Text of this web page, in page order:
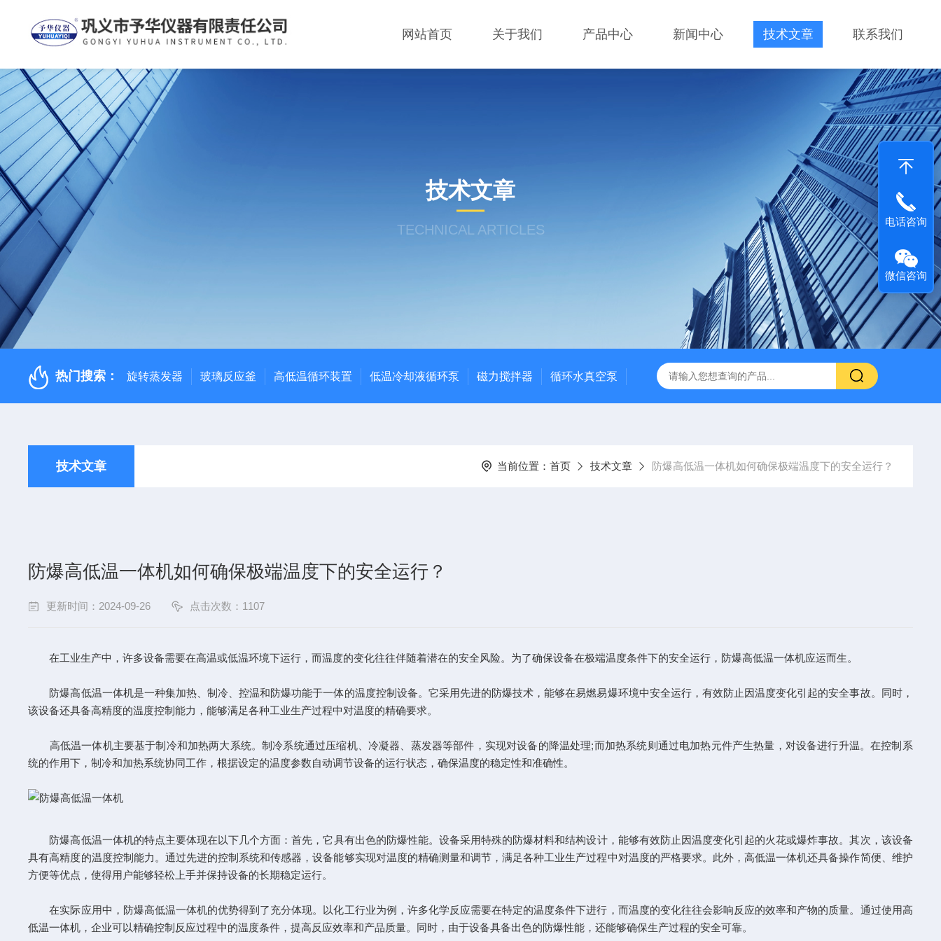
网站首页 关于我们 产品中心 新闻中心 技术文章 联系我们
技术文章
TECHNICAL ARTICLES
热门搜索： 旋转蒸发器 玻璃反应釜 高低温循环装置 低温冷却液循环泵 磁力搅拌器 循环水真空泵
技术文章 当前位置： 首页 技术文章 防爆高低温一体机如何确保极端温度下的安全运行？
防爆高低温一体机如何确保极端温度下的安全运行？
更新时间：2024-09-26 点击次数：1107
在工业生产中，许多设备需要在高温或低温环境下运行，而温度的变化往往伴随着潜在的安全风险。为了确保设备在极端温度条件下的安全运行，防爆高低温一体机应运而生。
防爆高低温一体机是一种集加热、制冷、控温和防爆功能于一体的温度控制设备。它采用先进的防爆技术，能够在易燃易爆环境中安全运行，有效防止因温度变化引起的安全事故。同时，
该设备还具备高精度的温度控制能力，能够满足各种工业生产过程中对温度的精确要求。
高低温一体机主要基于制冷和加热两大系统。制冷系统通过压缩机、冷凝器、蒸发器等部件，实现对设备的降温处理;而加热系统则通过电加热元件产生热量，对设备进行升温。在控制系
统的作用下，制冷和加热系统协同工作，根据设定的温度参数自动调节设备的运行状态，确保温度的稳定性和准确性。
防爆高低温一体机的特点主要体现在以下几个方面：首先，它具有出色的防爆性能。设备采用特殊的防爆材料和结构设计，能够有效防止因温度变化引起的火花或爆炸事故。其次，该设备
具有高精度的温度控制能力。通过先进的控制系统和传感器，设备能够实现对温度的精确测量和调节，满足各种工业生产过程中对温度的严格要求。此外，高低温一体机还具备操作简便、维护
方便等优点，使得用户能够轻松上手并保持设备的长期稳定运行。
在实际应用中，防爆高低温一体机的优势得到了充分体现。以化工行业为例，许多化学反应需要在特定的温度条件下进行，而温度的变化往往会影响反应的效率和产物的质量。通过使用高
低温一体机，企业可以精确控制反应过程中的温度条件，提高反应效率和产品质量。同时，由于设备具备出色的防爆性能，还能够确保生产过程的安全可靠。
电话咨询
微信咨询